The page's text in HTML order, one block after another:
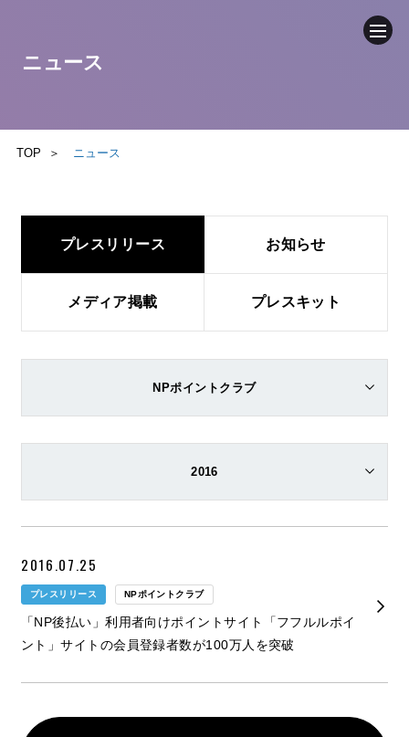
採用情報
ニュース
TOP ニュース
プレスリリース お知らせ
メディア掲載 プレスキット
NPポイントクラブ
2016
2016.07.25
プレスリリース NPポイントクラブ
「NP後払い」利用者向けポイントサイト「フフルルポイ
ント」サイトの会員登録者数が100万人を突破